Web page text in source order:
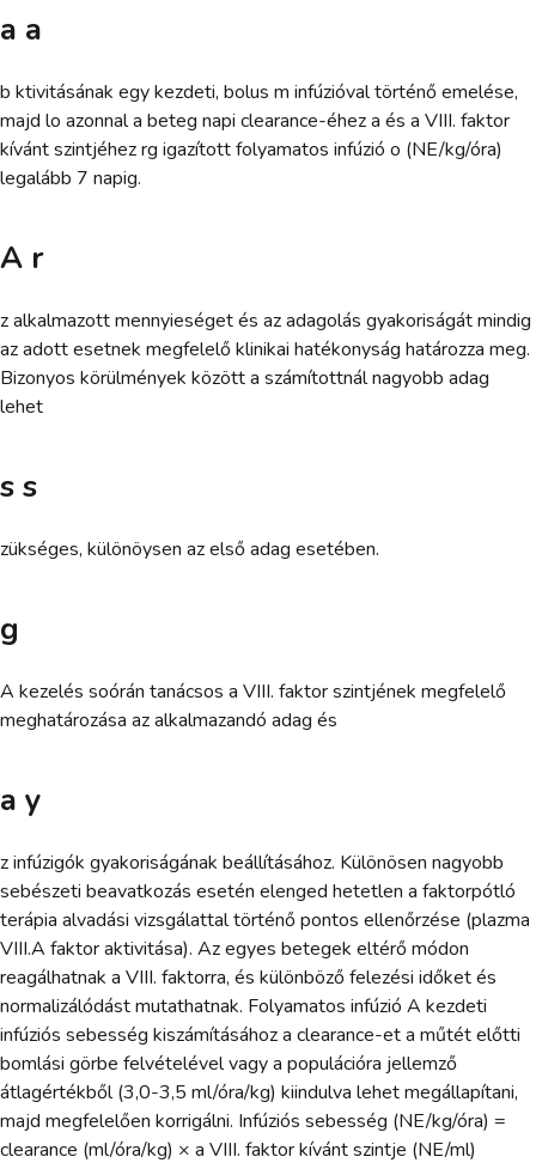
a a
b ktivitásának egy kezdeti, bolus m infúzióval történő emelése,
majd lo azonnal a beteg napi clearance-éhez a és a VIII. faktor
kívánt szintjéhez rg igazított folyamatos infúzió o (NE/kg/óra)
legalább 7 napig.
A r
z alkalmazott mennyieséget és az adagolás gyakoriságát mindig
az adott esetnek megfelelő klinikai hatékonyság határozza meg.
Bizonyos körülmények között a számítottnál nagyobb adag
lehet
s s
zükséges, különöysen az első adag esetében.
g
A kezelés soórán tanácsos a VIII. faktor szintjének megfelelő
meghatározása az alkalmazandó adag és
a y
z infúzigók gyakoriságának beállításához. Különösen nagyobb
sebészeti beavatkozás esetén elenged hetetlen a faktorpótló
terápia alvadási vizsgálattal történő pontos ellenőrzése (plazma
VIII.A faktor aktivitása). Az egyes betegek eltérő módon
reagálhatnak a VIII. faktorra, és különböző felezési időket és
normalizálódást mutathatnak. Folyamatos infúzió A kezdeti
infúziós sebesség kiszámításához a clearance-et a műtét előtti
bomlási görbe felvételével vagy a populációra jellemző
átlagértékből (3,0-3,5 ml/óra/kg) kiindulva lehet megállapítani,
majd megfelelően korrigálni. Infúziós sebesség (NE/kg/óra) =
clearance (ml/óra/kg) × a VIII. faktor kívánt szintje (NE/ml)